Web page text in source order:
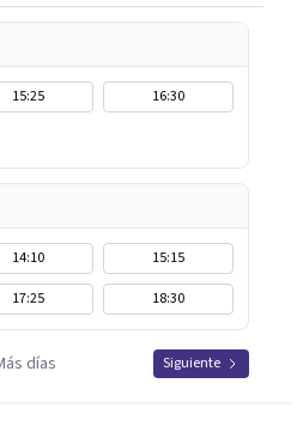
15:25
16:30
14:10
15:15
17:25 18:30
días Siguiente